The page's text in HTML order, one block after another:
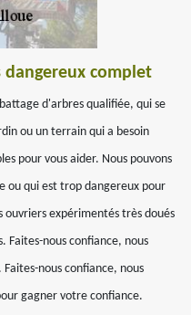
dangereux complet
d'arbres qualifiée, qui se
ou un terrain qui a besoin
pour vous aider. Nous pouvons
ou qui est trop dangereux pour
ouvriers expérimentés très doués
Faites-nous confiance, nous
nous confiance, nous
gagner votre confiance.